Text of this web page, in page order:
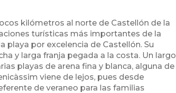
kilómetros al norte de Castellón de la
turísticas más importantes de la
por excelencia de Castellón. Su
y larga franja pegada a la costa. Un largo
playas de arena fina y blanca, alguna de
viene de lejos, pues desde
de veraneo para las familias